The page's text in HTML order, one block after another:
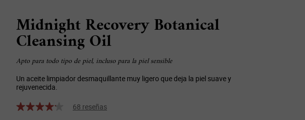
Midnight Recovery Botanical
Cleansing Oil
Apto para todo tipo de piel, incluso para la piel sensible
Un aceite limpiador desmaquillante muy ligero que deja la piel suave y
rejuvenecida.
68 reseñas